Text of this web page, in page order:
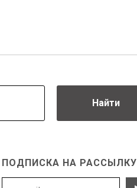
Найти
ПОДПИСКА НА РАССЫЛКУ